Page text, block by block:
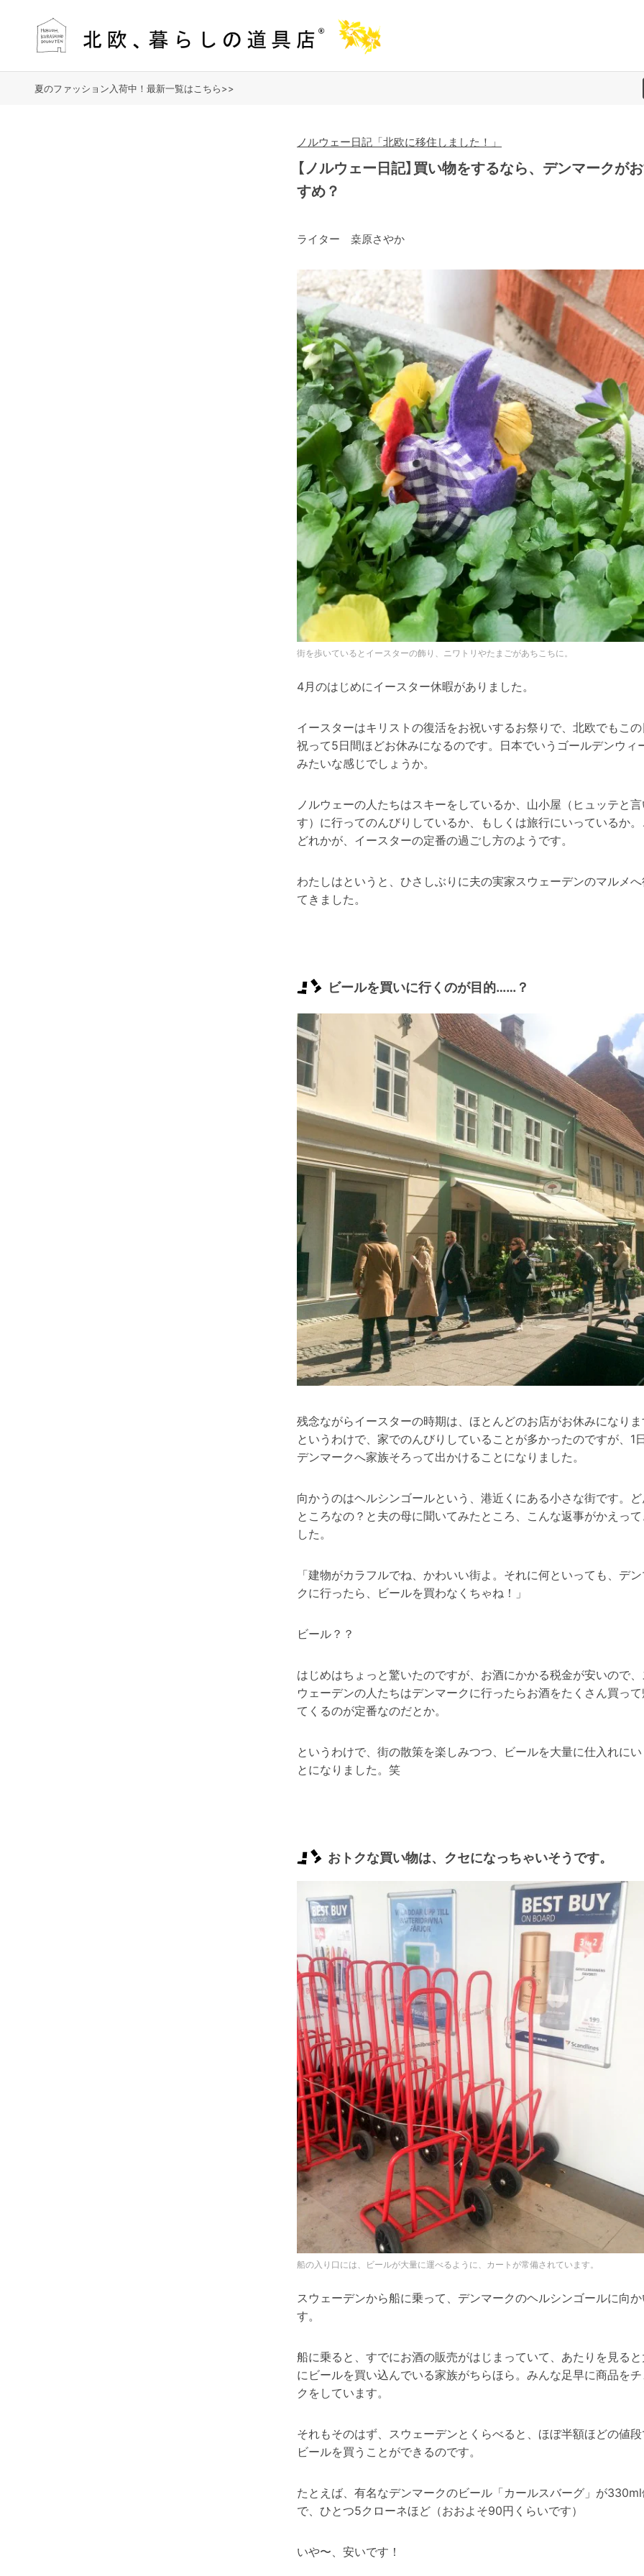
夏のファッション入荷中！最新一覧はこちら>>
ノルウェー日記「北欧に移住しました！」
【ノルウェー日記】買い物をするなら、デンマークが
すめ？
ライター 桒原さやか
街を歩いているとイースターの飾り、ニワトリやたまごがあちこちに。
4月のはじめにイースター休暇がありました。
イースターはキリストの復活をお祝いするお祭りで、北欧でもこの
祝って5日間ほどお休みになるのです。日本でいうゴールデンウィ
みたいな感じでしょうか。
ノルウェーの人たちはスキーをしているか、山小屋（ヒュッテと言
す）に行ってのんびりしているか、もしくは旅行にいっているか
どれかが、イースターの定番の過ごし方のようです。
わたしはというと、ひさしぶりに夫の実家スウェーデンのマルメへ
てきました。
ビールを買いに行くのが目的……？
残念ながらイースターの時期は、ほとんどのお店がお休みになりま
というわけで、家でのんびりしていることが多かったのですが、1
デンマークへ家族そろって出かけることになりました。
向かうのはヘルシンゴールという、港近くにある小さな街です。ど
ところなの？と夫の母に聞いてみたところ、こんな返事がかえって
した。
「建物がカラフルでね、かわいい街よ。それに何といっても、デ
クに行ったら、ビールを買わなくちゃね！」
ビール？？
はじめはちょっと驚いたのですが、お酒にかかる税金が安いので、
ウェーデンの人たちはデンマークに行ったらお酒をたくさん買って
てくるのが定番なのだとか。
というわけで、街の散策を楽しみつつ、ビールを大量に仕入れにい
とになりました。笑
おトクな買い物は、クセになっちゃいそうです。
船の入り口には、ビールが大量に運べるように、カートが常備されています。
スウェーデンから船に乗って、デンマークのヘルシンゴールに向か
す。
船に乗ると、すでにお酒の販売がはじまっていて、あたりを見る
にビールを買い込んでいる家族がちらほら。みんな足早に商品をチ
クをしています。
それもそのはず、スウェーデンとくらべると、ほぼ半額ほどの値
ビールを買うことができるのです。
たとえば、有名なデンマークのビール「カールスバーグ」が
で、ひとつ5クローネほど（おおよそ90円くらいです）
いや〜、安いです！